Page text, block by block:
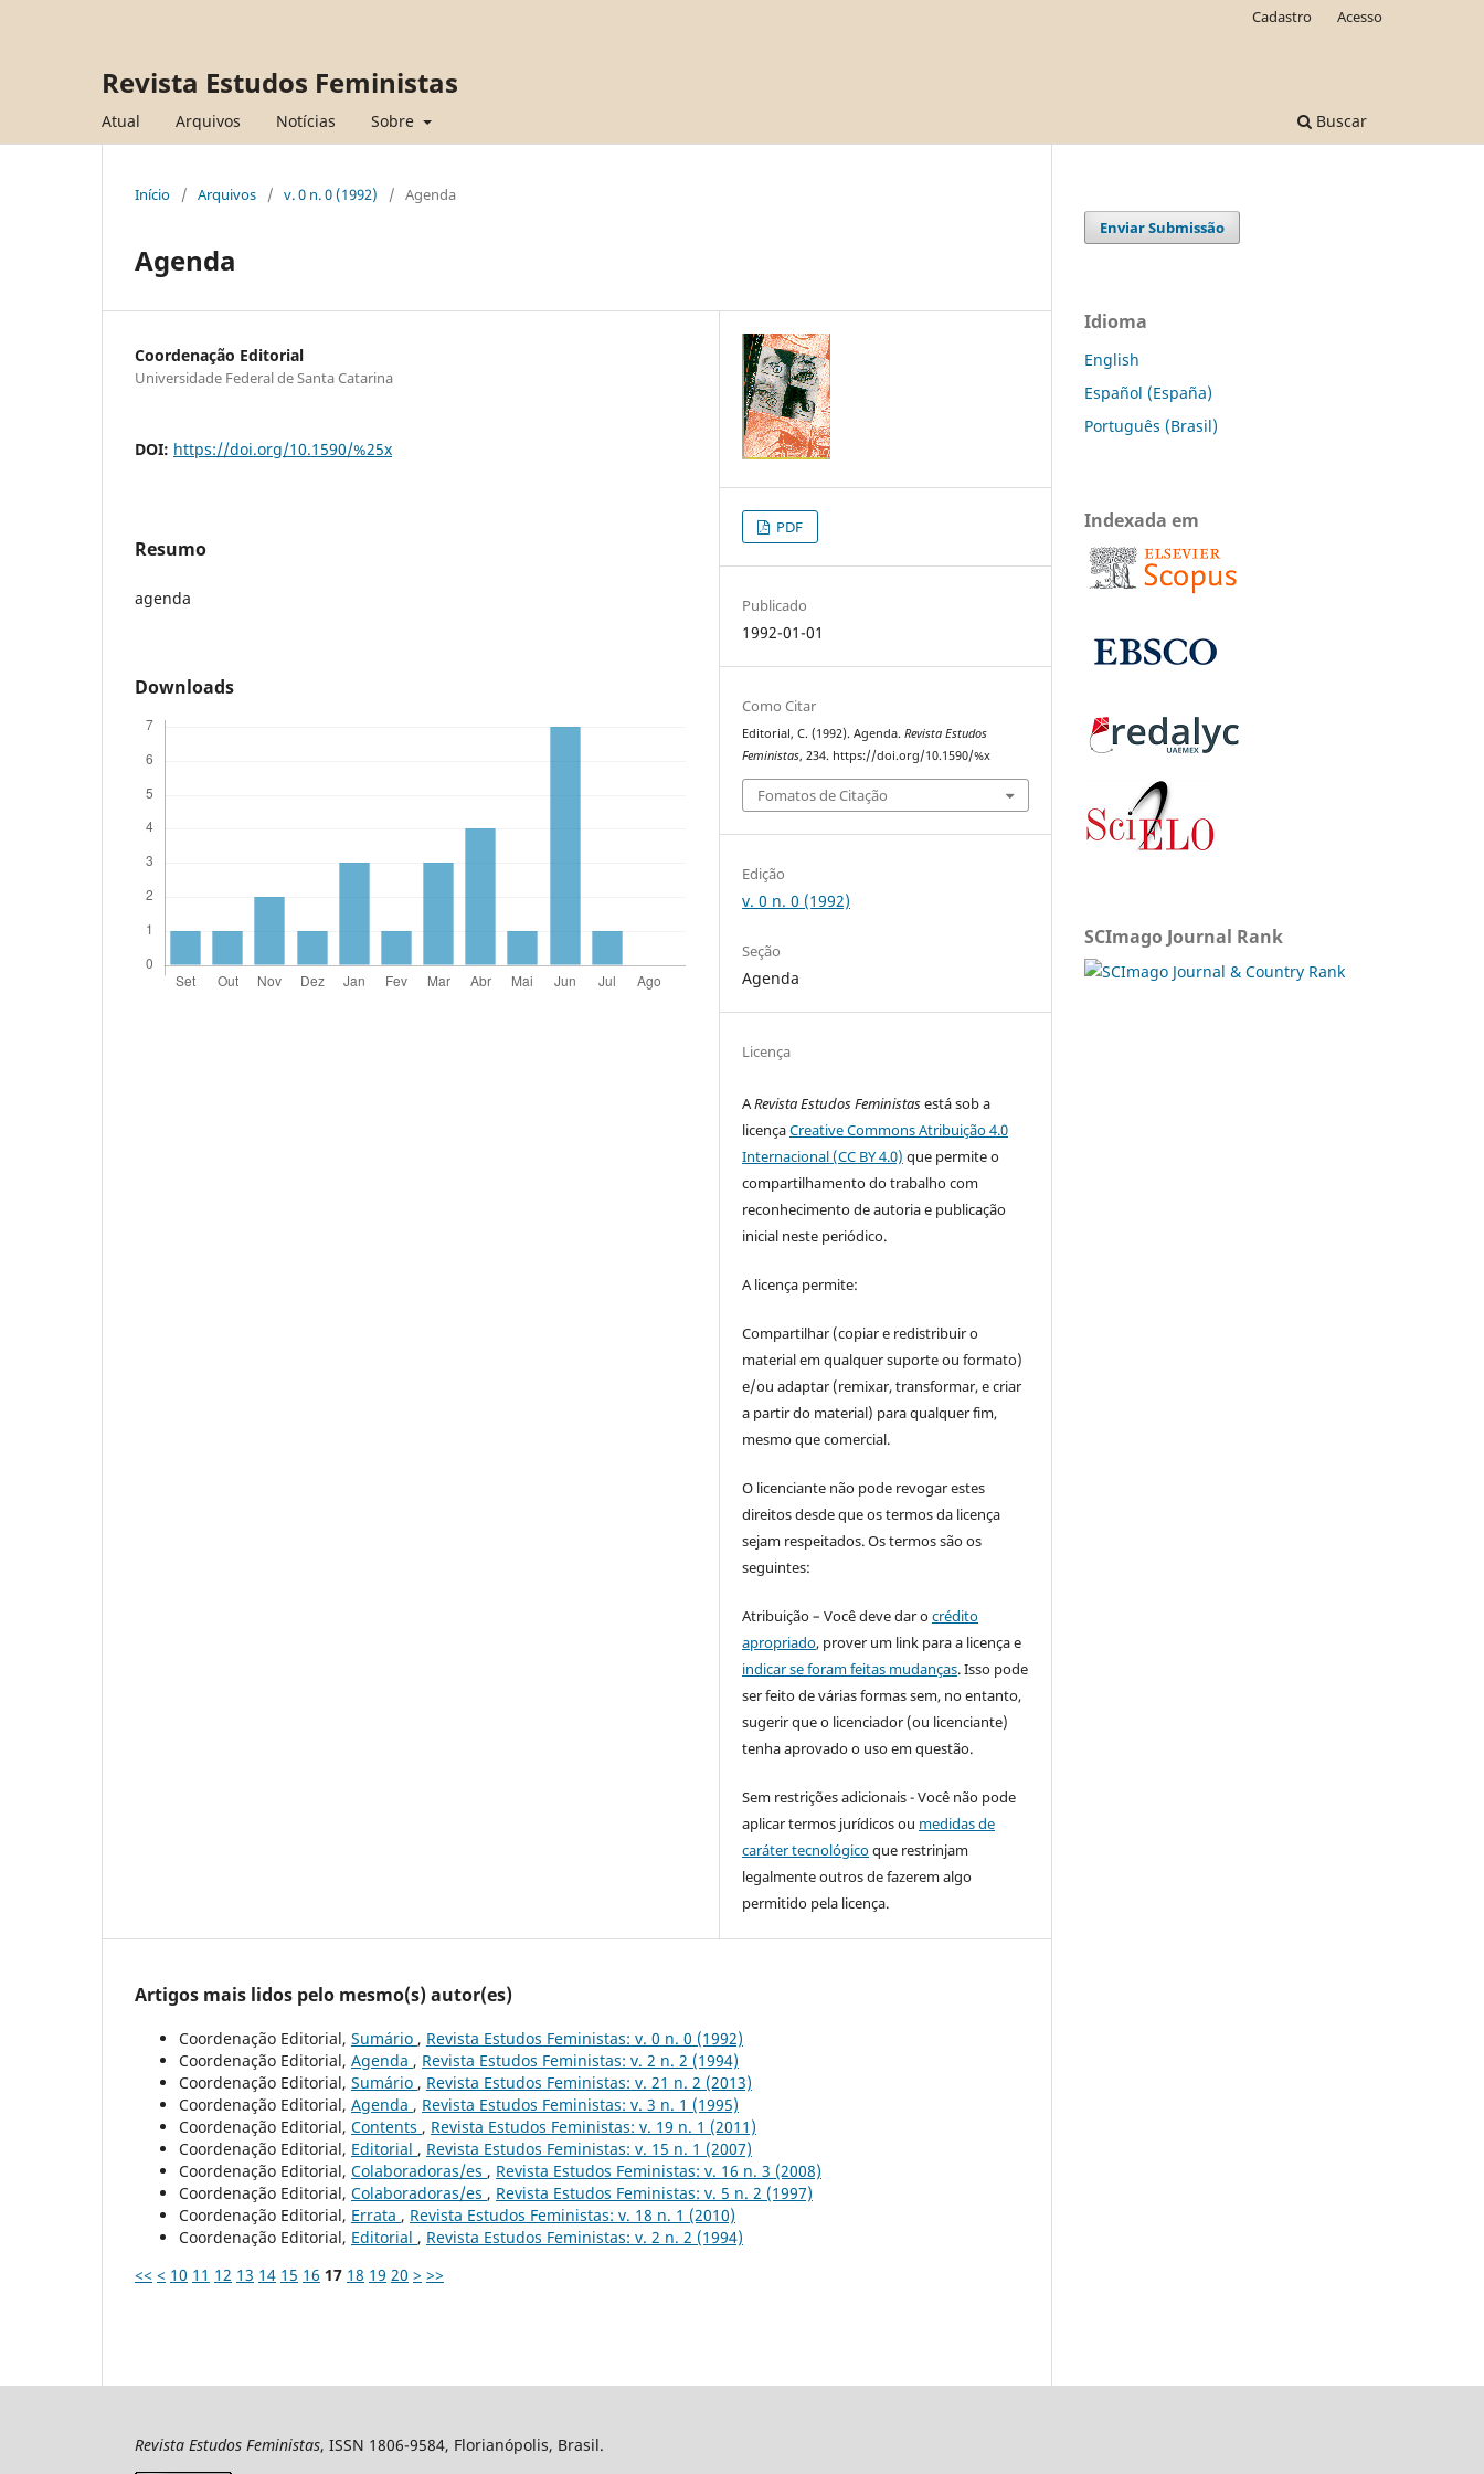
Revista Estudos Feministas
Atual Arquivos Notícias Sobre Buscar
Cadastro Acesso
Início / Arquivos / v. 0 n. 0 (1992) / Agenda
Agenda
Coordenação Editorial
Universidade Federal de Santa Catarina
DOI: https://doi.org/10.1590/%25x
Resumo
agenda
Downloads
PDF
Publicado
1992-01-01
Como Citar
Editorial, C. (1992). Agenda.Revista Estudos
Feministas, 234. https://doi.org/10.1590/%x
Fomatos de Citação
Edição
v. 0 n. 0 (1992)
Seção
Agenda
Licença
ARevista Estudos Feministasestá sob a
licençaCreative Commons Atribuição 4.0
Internacional (CC BY 4.0) que permite o
compartilhamento do trabalho com
reconhecimento de autoria e publicação
inicial neste periódico.
A licença permite:
Compartilhar (copiar e redistribuir o
material em qualquer suporte ou formato)
e/ou adaptar (remixar, transformar, e criar
a partir do material) para qualquer fim,
mesmo que comercial.
O licenciante não pode revogar estes
direitos desde que os termos da licença
sejam respeitados. Os termos são os
seguintes:
Atribuição – Você deve dar ocrédito
apropriado, prover um link para a licença e
indicar se foram feitas mudanças. Isso pode
ser feito de várias formas sem, no entanto,
sugerir que o licenciador (ou licenciante)
tenha aprovado o uso em questão.
Sem restrições adicionais - Você não pode
aplicar termos jurídicos ou medidas de
caráter tecnológicoque restrinjam
legalmente outros de fazerem algo
permitido pela licença.
Artigos mais lidos pelo mesmo(s) autor(es)
Coordenação Editorial, Sumário , Revista Estudos Feministas: v. 0 n. 0 (1992)
Coordenação Editorial, Agenda , Revista Estudos Feministas: v. 2 n. 2 (1994)
Coordenação Editorial, Sumário , Revista Estudos Feministas: v. 21 n. 2 (2013)
Coordenação Editorial, Agenda , Revista Estudos Feministas: v. 3 n. 1 (1995)
Coordenação Editorial, Contents , Revista Estudos Feministas: v. 19 n. 1 (2011)
Coordenação Editorial, Editorial , Revista Estudos Feministas: v. 15 n. 1 (2007)
Coordenação Editorial, Colaboradoras/es , Revista Estudos Feministas: v. 16 n. 3 (2008)
Coordenação Editorial, Colaboradoras/es , Revista Estudos Feministas: v. 5 n. 2 (1997)
Coordenação Editorial, Errata , Revista Estudos Feministas: v. 18 n. 1 (2010)
Coordenação Editorial, Editorial , Revista Estudos Feministas: v. 2 n. 2 (1994)
<< < 10 11 12 13 14 15 16 17 18 19 20 > >>
Enviar Submissão
Idioma
English
Español (España)
Português (Brasil)
Indexada em
SCImago Journal Rank
Revista Estudos Feministas, ISSN 1806-9584, Florianópolis, Brasil.